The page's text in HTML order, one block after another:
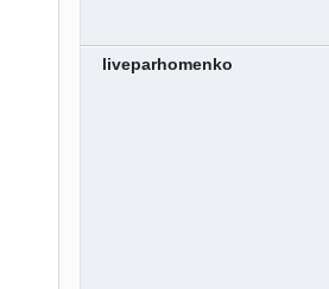
liveparhomenko